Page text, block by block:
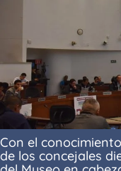
Con el
de los concejales